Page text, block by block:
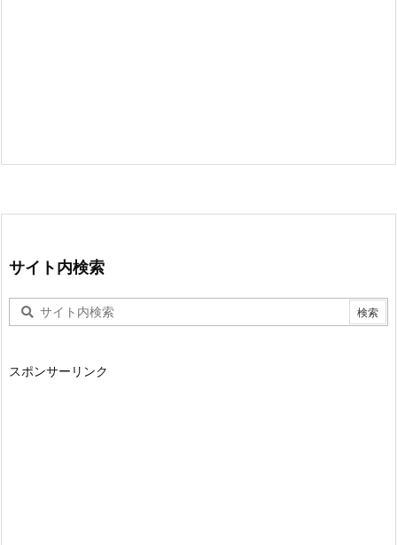
サイト内検索
スポンサーリンク